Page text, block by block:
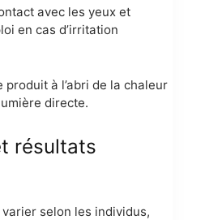
avec les yeux et
en cas d’irritation
produit à l’abri de la chaleur
directe.
résultats
selon les individus,